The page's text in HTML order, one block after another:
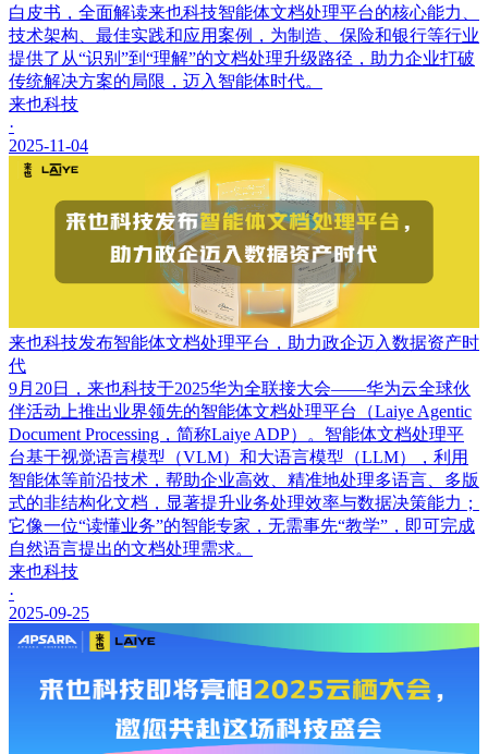
白皮书，全面解读来也科技智能体文档处理平台的核心能力、
技术架构、最佳实践和应用案例，为制造、保险和银行等行业
提供了从“识别”到“理解”的文档处理升级路径，助力企业打破
传统解决方案的局限，迈入智能体时代。
来也科技
·
2025-11-04
来也科技发布智能体文档处理平台，助力政企迈入数据资产时
代
9月20日，来也科技于2025华为全联接大会——华为云全球伙
伴活动上推出业界领先的智能体文档处理平台（Laiye Agentic
Document Processing，简称Laiye ADP）。智能体文档处理平
台基于视觉语言模型（VLM）和大语言模型（LLM），利用
智能体等前沿技术，帮助企业高效、精准地处理多语言、多版
式的非结构化文档，显著提升业务处理效率与数据决策能力；
它像一位“读懂业务”的智能专家，无需事先“教学”，即可完成
自然语言提出的文档处理需求。
来也科技
·
2025-09-25